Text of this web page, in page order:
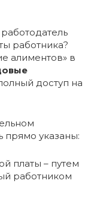
работника?
алиментов» в
доступ на
прямо указаны:
платы – путем
работником